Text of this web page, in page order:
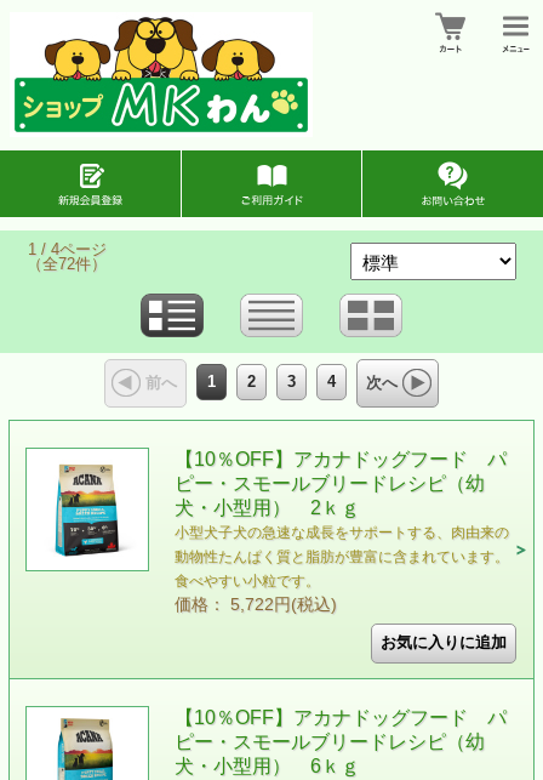
1 / 4ページ
（全72件）
前へ 1 2 3 4 次へ
【10％OFF】アカナドッグフード パ
ピー・スモールブリードレシピ（幼
犬・小型用） 2ｋｇ
小型犬子犬の急速な成長をサポートする、肉由来の
動物性たんぱく質と脂肪が豊富に含まれています。
食べやすい小粒です。
価格： 5,722円(税込)
【10％OFF】アカナドッグフード パ
ピー・スモールブリードレシピ（幼
犬・小型用） 6ｋｇ